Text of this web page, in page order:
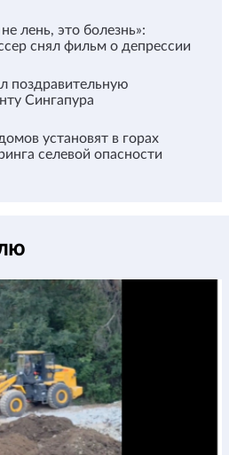
лень, это болезнь»:
снял фильм о депрессии
поздравительную
Сингапура
установят в горах
селевой опасности